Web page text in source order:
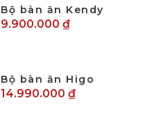
Bộ bàn ăn Kendy
9.900.000 ₫
Bộ bàn ăn Higo
14.990.000 ₫